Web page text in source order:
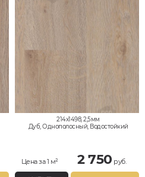
214x1498, 2,5мм
Дуб, Однополосный, Водостойкий
Цена за 1 м² 2 750 руб.